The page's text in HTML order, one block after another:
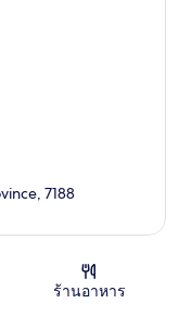
7188
ร้านอาหาร